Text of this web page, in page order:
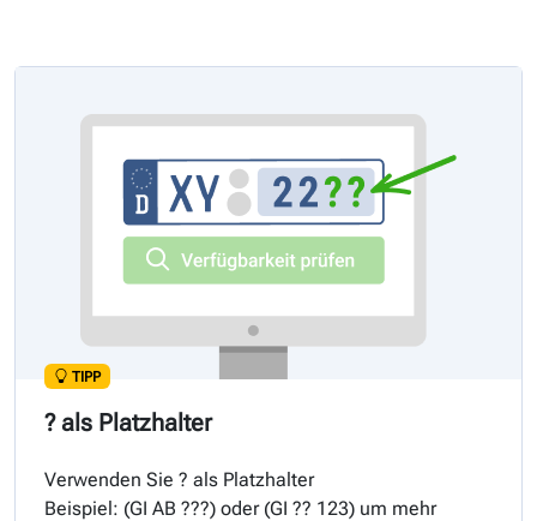
TIPP
? als Platzhalter
Verwenden Sie ? als Platzhalter
Beispiel: (GI AB ???) oder (GI ?? 123) um mehr